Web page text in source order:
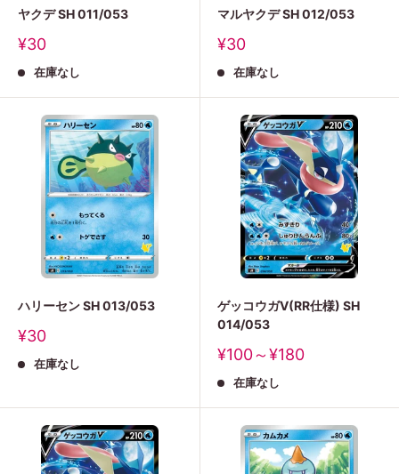
ヤクデ SH 011/053
販
価
¥30
在庫なし
マルヤクデ SH 012/053
販
価
¥30
在庫なし
ハリーセン SH 013/053
販
価
¥30
在庫なし
ゲッコウガV(RR仕様) SH
014/053
販
価
¥100～¥180
在庫なし